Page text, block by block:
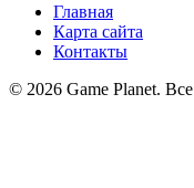
Главная
Карта сайта
Контакты
© 2026 Game Planet.